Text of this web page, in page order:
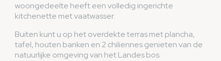
woongedeelte heeft een volledig ingerichte
kitchenette met vaatwasser.
Buiten kunt u op het overdekte terras met plancha,
tafel, houten banken en 2 chiliennes genieten van de
natuurlijke omgeving van het Landes bos.